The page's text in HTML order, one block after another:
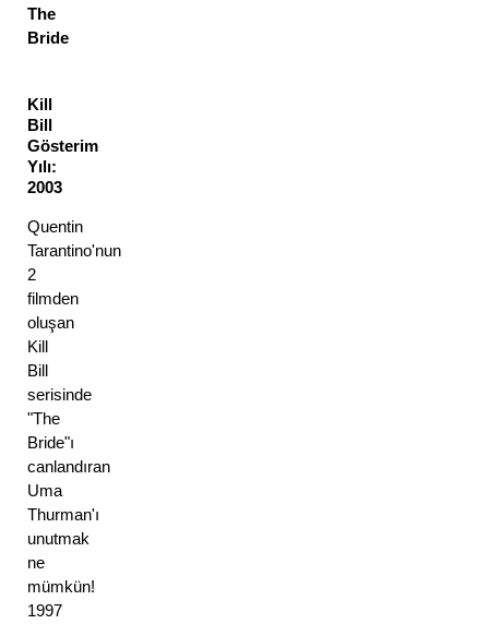
The
Bride
Kill
Bill
Gösterim
Yılı:
2003
Quentin
Tarantino'nun
2
filmden
oluşan
Kill
Bill
serisinde
"The
Bride"ı
canlandıran
Uma
Thurman'ı
unutmak
ne
mümkün!
1997